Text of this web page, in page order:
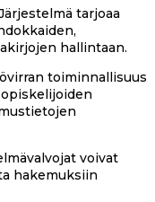
tarjoaa
hallintaan.
toiminnallisuus
voivat
hakemuksiin